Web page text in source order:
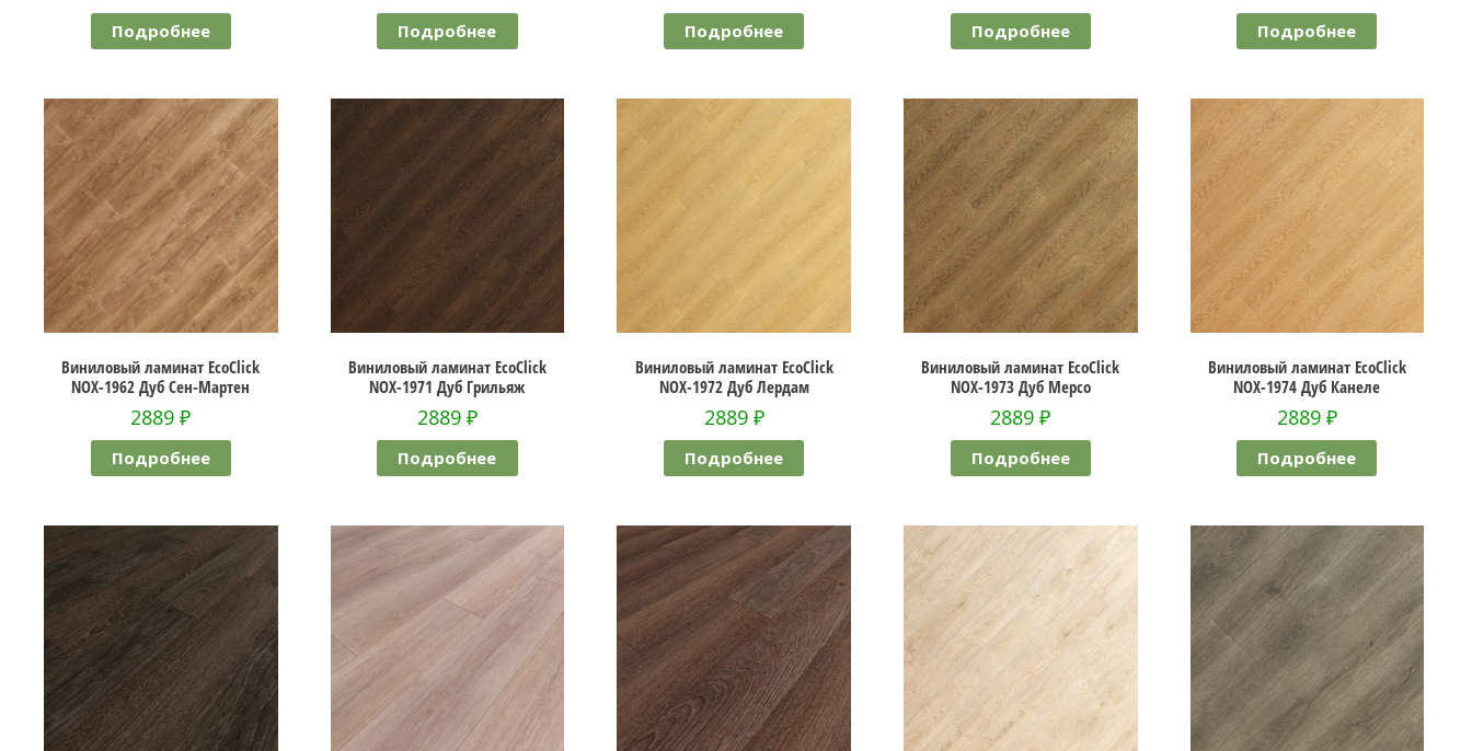
Подробнее Подробнее Подробнее Подробнее Подробнее
Виниловый ламинат EcoClick
NOX-1962 Дуб Сен-Мартен
2889₽
Подробнее
Виниловый ламинат EcoClick
NOX-1971 Дуб Грильяж
2889 ₽
Подробнее
Виниловый ламинат EcoClick
NOX-1972 Дуб Лердам
2889 ₽
Подробнее
Виниловый ламинат EcoClick
NOX-1973 Дуб Мерсо
2889₽
Подробнее
Виниловый ламинат EcoClick
NOX-1974 Дуб Канеле
2889 ₽
Подробнее